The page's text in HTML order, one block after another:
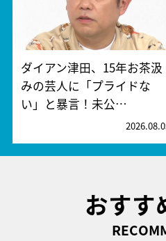
ダイアン津田、15年お茶汲
みの芸人に「プライドな
い」と暴言！未公…
おすす